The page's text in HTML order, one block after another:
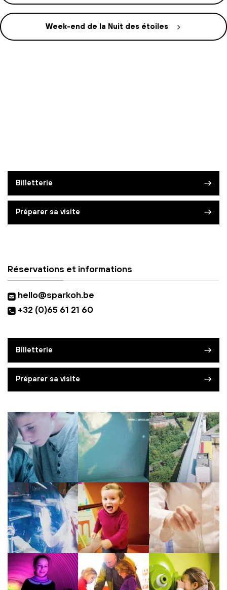
Billetterie
Préparer sa visite
Week-end de la Nuit des étoiles
Réservations et informations
hello@sparkoh.be
+32 (0)65 61 21 60
Billetterie
Préparer sa visite